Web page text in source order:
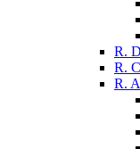
R.
R.
R.